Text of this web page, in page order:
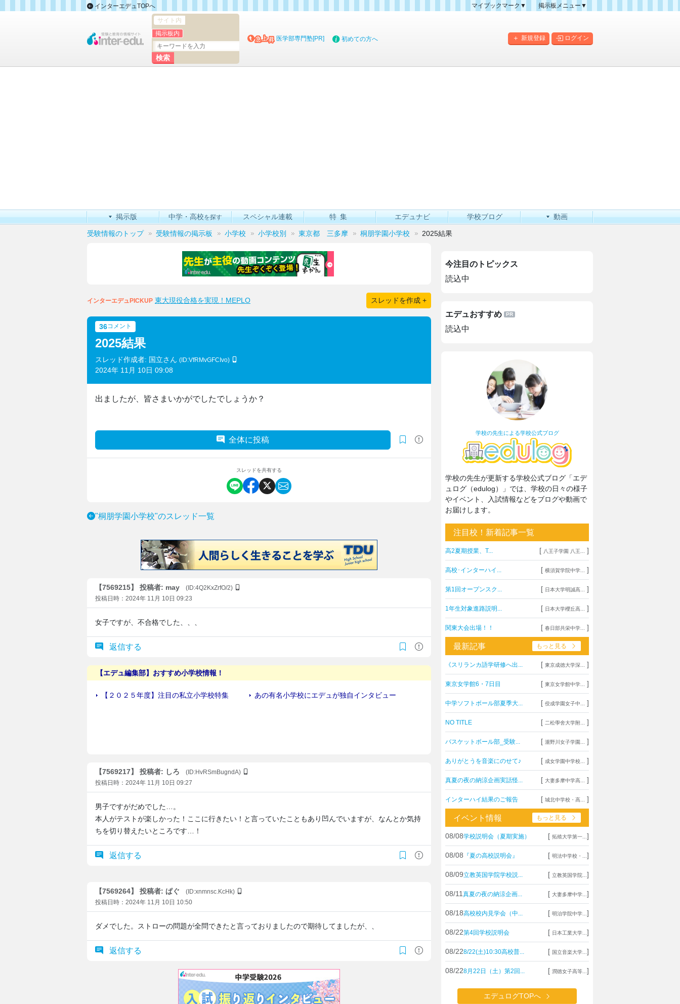
インターエデュTOPへ
マイブックマーク▼
掲示板メニュー▼
掲示板マップ
新規登録 ログイン
サイト内
掲示板内
医学部専門塾[PR] 初めての方へ
掲示版 中学・高校を探す スペシャル連載 特集 エデュナビ 学校ブログ 動画
受験情報のトップ 受験情報の掲示板 小学校 小学校別 東京都 三多摩 桐朋学園小学校 2025結果
インターエデュPICKUP 東大現役合格を実現！MEPLO スレッドを作成 +
36コメント
2025結果
スレッド作成者: 国立さん (ID:VfRMvGFCIvo)
2024年 11月 10日 09:08
出ましたが、皆さまいかがでしたでしょうか？
全体に投稿
スレッドを共有する
"桐朋学園小学校"のスレッド一覧
【7569215】 投稿者: may
(ID:4Q2KxZrfO/2)
投稿日時：2024年 11月 10日 09:23
女子ですが、不合格でした、、、
返信する
【7569217】 投稿者: しろ
(ID:HvRSmBugndA)
投稿日時：2024年 11月 10日 09:27
男子ですがだめでした…。
本人がテストが楽しかった！ここに行きたい！と言っていたこともあり凹んでいますが、なんとか気持
ちを切り替えたいところです…！
返信する
【7569264】 投稿者: ぱぐ
(ID:xnmnsc.KcHk)
投稿日時：2024年 11月 10日 10:50
ダメでした。ストローの問題が全問できたと言っておりましたので期待してましたが、、
返信する
今注目のトピックス
読込中
エデュおすすめ
読込中
学校の先生による学校公式ブログ
学校の先生が更新する学校公式ブログ「エデ
ュログ（edulog）」では、学校の日々の様子
やイベント、入試情報などをブログや動画で
お届けします。
注目校！新着記事一覧
高2夏期授業、T... [ 八王子学園 八王... ]
高校･インターハイ... [ 横須賀学院中学... ]
第1回オープンスク... [ 日本大学明誠高... ]
1年生対象進路説明... [ 日本大学櫻丘高... ]
関東大会出場！！ [ 春日部共栄中学... ]
最新記事 もっと見る
《スリランカ語学研修へ出... [ 東京成徳大学深... ]
東京女学館6・7日目 [ 東京女学館中学... ]
中学ソフトボール部夏季大... [ 佼成学園女子中... ]
NO TITLE [ 二松學舍大学附... ]
バスケットボール部_受験... [ 瀧野川女子学園... ]
ありがとうを音楽にのせて♪ [ 成女学園中学校... ]
真夏の夜の納涼企画実話怪... [ 大妻多摩中学高... ]
インターハイ結果のご報告 [ 城北中学校・高... ]
イベント情報 もっと見る
08/08学校説明会（夏期実施） [ 拓殖大学第一... ]
08/08 『夏の高校説明会』 [ 明法中学校・... ]
08/09立教英国学院学校説... [ 立教英国学院... ]
08/11 真夏の夜の納涼企画... [ 大妻多摩中学... ]
08/18高校校内見学会（中... [ 明治学院中学... ]
08/22第4回学校説明会 [ 日本工業大学... ]
08/228/22(土)10:30高校普... [ 国立音楽大学... ]
08/228月22日（土）第2回... [ 潤徳女子高等... ]
エデュログTOPへ